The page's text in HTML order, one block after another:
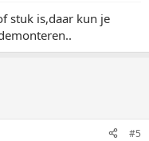
stuk is,daar kun je
#5